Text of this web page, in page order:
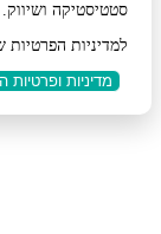
ושיווק. ההמשך
הפרטיות שלנו, לרבות
ופרטיות האתר